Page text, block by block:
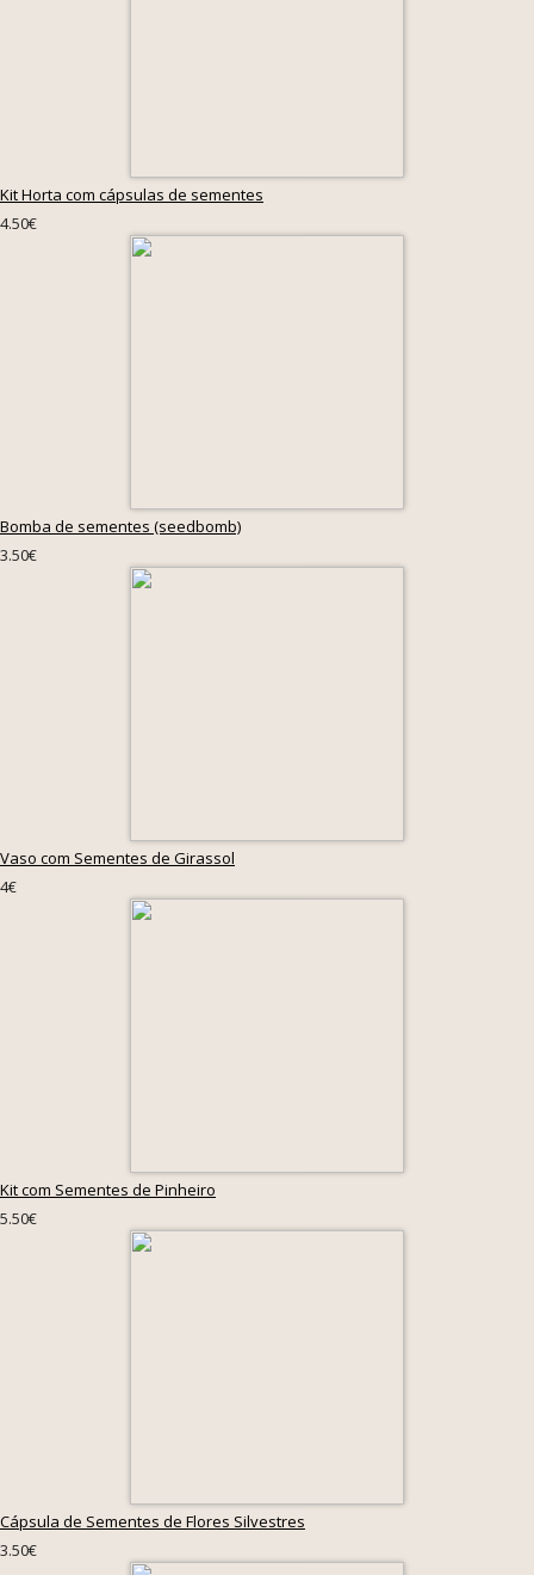
Kit Horta com cápsulas de sementes
4.50€
Bomba de sementes (seedbomb)
3.50€
Vaso com Sementes de Girassol
4€
Kit com Sementes de Pinheiro
5.50€
Cápsula de Sementes de Flores Silvestres
3.50€